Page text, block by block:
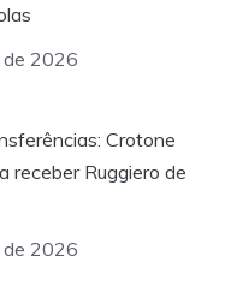
2026
Crotone
receber Ruggiero de
2026